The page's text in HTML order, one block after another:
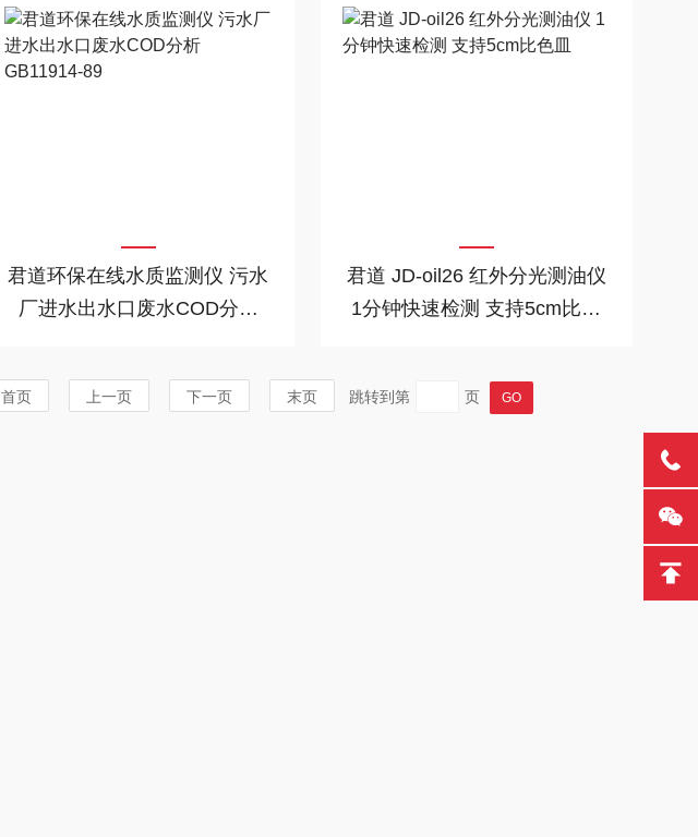
君道环保在线水质监测仪 污水
厂进水出水口废水COD分析
君道 JD-oil26 红外分光测油仪
1分钟快速检测 支持5cm比色
首页 上一页 下一页 末页 跳转到第 页